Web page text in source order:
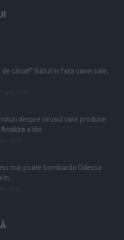
de căcat!” Bătut în fața casei sale,
despre virusul care produce
Analiza a doi...
mai poate bombarda Odessa
în...